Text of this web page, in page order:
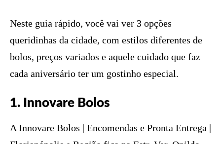
Neste guia rápido, você vai ver 3 opções
queridinhas da cidade, com estilos diferentes de
bolos, preços variados e aquele cuidado que faz
cada aniversário ter um gostinho especial.
1. Innovare Bolos
A Innovare Bolos | Encomendas e Pronta Entrega |